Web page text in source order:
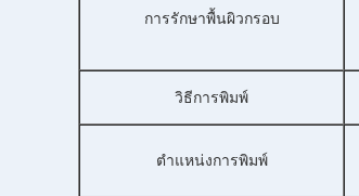
การรักษาพื้นผิวกรอบ
วิธีการพิมพ์
ตำแหน่งการพิมพ์